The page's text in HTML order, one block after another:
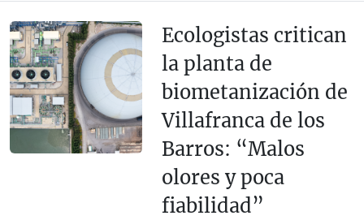
Ecologistas critican
la planta de
biometanización de
Villafranca de los
Barros: “Malos
olores y poca
fiabilidad”